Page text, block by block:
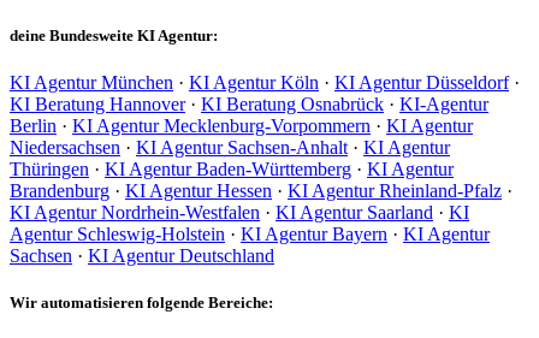
deine Bundesweite KI Agentur:
KI Agentur München · KI Agentur Köln · KI Agentur Düsseldorf·
KI Beratung Hannover· KI Beratung Osnabrück · KI-Agentur
Berlin · KI Agentur Mecklenburg-Vorpommern · KI Agentur
Niedersachsen · KI Agentur Sachsen-Anhalt · KI Agentur
Thüringen · KI Agentur Baden-Württemberg · KI Agentur
Brandenburg · KI Agentur Hessen · KI Agentur Rheinland-Pfalz ·
KI Agentur Nordrhein-Westfalen · KI Agentur Saarland · KI
Agentur Schleswig-Holstein · KI Agentur Bayern · KI Agentur
Sachsen · KI Agentur Deutschland
Wir automatisieren folgende Bereiche: